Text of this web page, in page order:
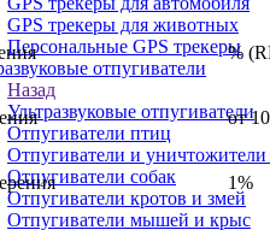
GPS трекеры для животных
Персональные GPS трекеры
отпугиватели
Назад
Ультразвуковые отпугиватели
Отпугиватели птиц
Отпугиватели и
Отпугиватели собак
Отпугиватели кротов и змей
Отпугиватели мышей и крыс
%
от
1%